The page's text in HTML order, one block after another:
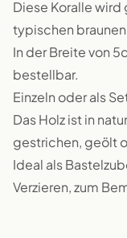
Diese Koralle
typischen braunen
In der Breite von
bestellbar.
Einzeln oder als
Das Holz ist in
gestrichen, geölt
Ideal als
Verzieren, zum